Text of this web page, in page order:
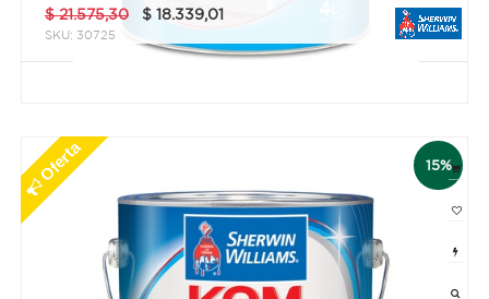
$21.575,30 $ 18.339,01
SKU: 30725
15%
Oferta